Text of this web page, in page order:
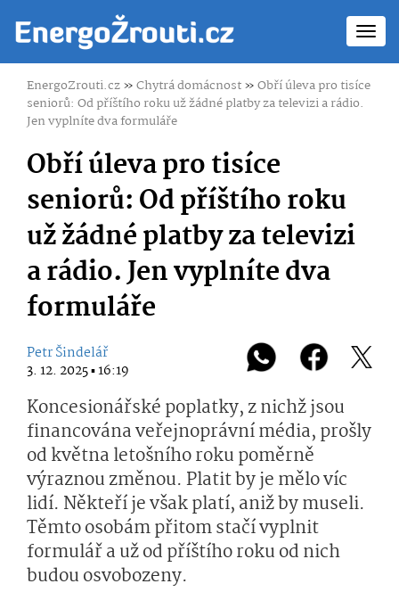
EnergoZrouti.cz»Chytrá domácnost»Obří úleva pro tisíce
seniorů: Od příštího roku už žádné platby za televizi a rádio.
Jen vyplníte dva formuláře
Obří úleva pro tisíce
seniorů: Od příštího roku
už žádné platby za televizi
a rádio. Jen vyplníte dva
formuláře
Petr Šindelář
3. 12. 2025 ▪ 16:19
Koncesionářské poplatky, z nichž jsou
financována veřejnoprávní média, prošly
od května letošního roku poměrně
výraznou změnou. Platit by je mělo víc
lidí. Někteří je však platí, aniž by museli.
Těmto osobám přitom stačí vyplnit
formulář a už od příštího roku od nich
budou osvobozeny.